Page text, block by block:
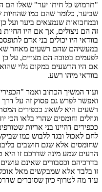
"תרמוש כל חיתו יער" שאלו הם
שביער, כלומר שהם כמו
ובמחבואות שנמצאים ביער ועל
זה הם ניצולים, אך אם היו
בוודאי היו יכולים בני אדם
במעשיהם שהם רשעים מאחר
לפעמים בטובה הם מצויים, על כן
אם היו הרשעים במקום גלוי
בוודאי מיהו רשע.
ועוד המשיך הכתוב ואמר
ואפשר לפרש גם פסוק זה על
רשעים היא לשאוג ככפירים
וגוזלים וחומסים שהרי בלאו
ככפירים דהיינו בני אריות
לחם לאכול ובגד ללבוש כמו
שחומסים אלא שגם חושבים
הרעים שמע מינה שדרכם זו היא
בדרכיהם וכסבורים שאינם
זו בלבד אלא שמבקשים מאל
עוד מה לטרוף כיון שסוברים